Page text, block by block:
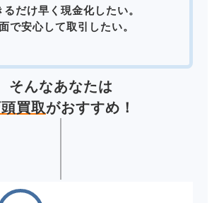
るだけ早く現金化したい。
で安心して取引したい。
そんなあなたは
買取がおすすめ！